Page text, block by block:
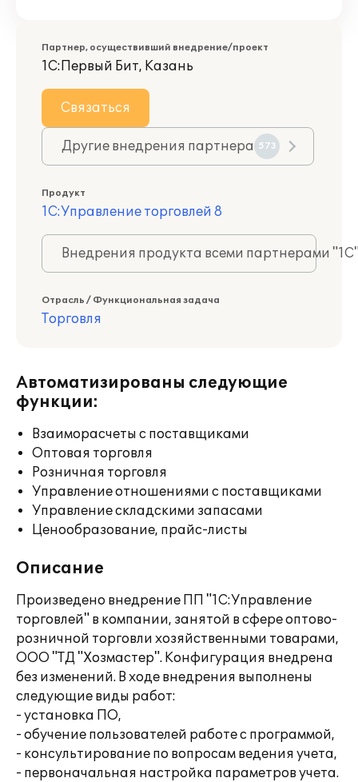
Партнер, осуществивший внедрение/проект
1С:Первый Бит, Казань
Связаться
Другие внедрения партнера 573
Продукт
1С:Управление торговлей 8
Внедрения продукта всеми партнерами
Отрасль / Функциональная задача
Торговля
Автоматизированы следующие
функции:
Взаиморасчеты с поставщиками
Оптовая торговля
Розничная торговля
Управление отношениями с поставщиками
Управление складскими запасами
Ценообразование, прайс-листы
Описание
Произведено внедрение ПП "1С:Управление
торговлей" в компании, занятой в сфере оптово-
розничной торговли хозяйственными товарами,
ООО "ТД "Хозмастер". Конфигурация внедрена
без изменений. В ходе внедрения выполнены
следующие виды работ:
- установка ПО,
- обучение пользователей работе с программой,
- консультирование по вопросам ведения учета,
- первоначальная настройка параметров учета.